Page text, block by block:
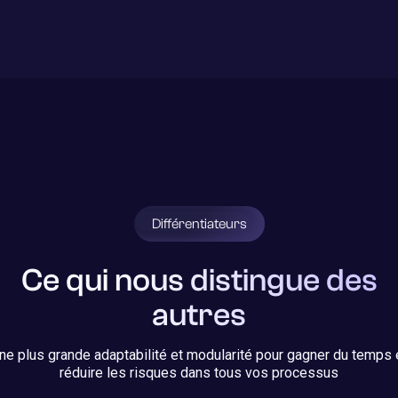
Différentiateurs
Ce qui nous distingue des
autres
plus grande adaptabilité et modularité pour gagner du temps
réduire les risques dans tous vos processus